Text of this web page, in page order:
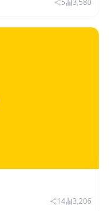
985억·영업
14 3,206